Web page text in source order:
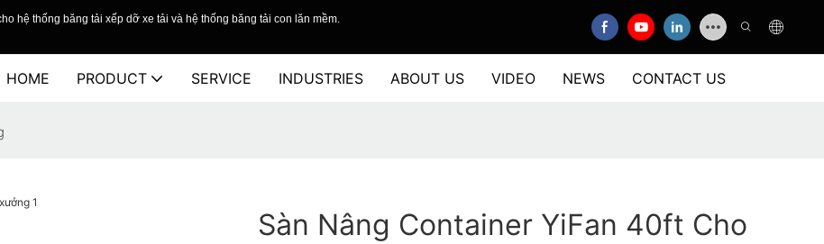
hệ thống băng tải xếp dỡ xe tải và hệ thống băng tải con lăn mềm.
HOME PRODUCT SERVICE INDUSTRIES ABOUT US VIDEO NEWS CONTACT US
Sàn Nâng Container YiFan 40ft Cho